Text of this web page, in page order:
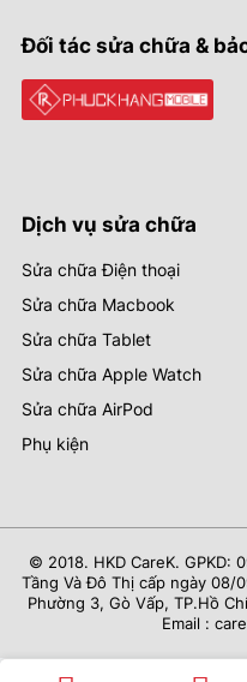
Đối tác sửa chữa &
Dịch vụ sửa chữa
Sửa chữa Điện thoại
Sửa chữa Macbook
Sửa chữa Tablet
Sửa chữa Apple Watch
Sửa chữa AirPod
Phụ kiện
© 2018. HKD CareK. GPKD:
Tầng Và Đô Thị cấp ngày 08/
Phường 3, Gò Vấp, TP.Hồ
Email :